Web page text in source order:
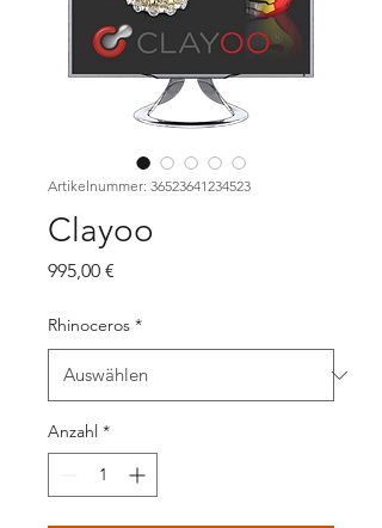
Artikelnummer: 36523641234523
Clayoo
995,00 €
Rhinoceros *
Anzahl *